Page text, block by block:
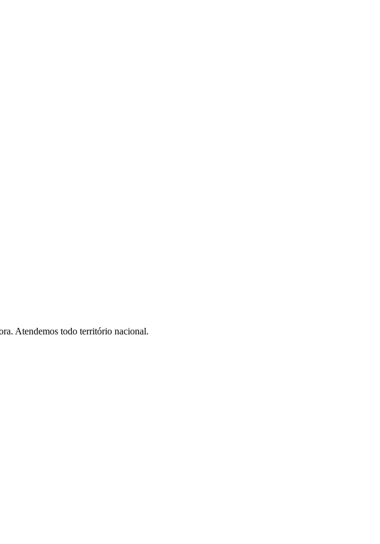
Atendemos todo território nacional.